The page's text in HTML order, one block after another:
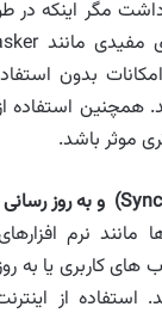
مگر اینکه
بدون
موثر باشد.
) و به روز رسانی
کاربری یا به
از